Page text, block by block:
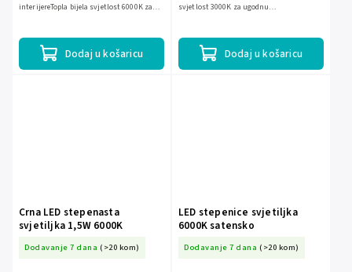
Dodaj u košaricu
interijereTopla bijela svjetlost 6000K za
Dodaj u košaricu
svjetlost 3000K za ugodnu
Crna LED stepenasta
svjetiljka 1,5W 6000K
Dodavanje 7 dana (>20 kom)
LED stepenice svjetiljka
6000K satensko
Dodavanje 7 dana (>20 kom)